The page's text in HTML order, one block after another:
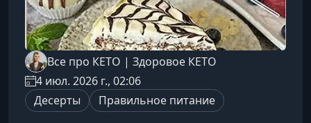
Все про КЕТО | Здоровое КЕТО
4 июл. 2026 г., 02:06
Десерты
Правильное питание